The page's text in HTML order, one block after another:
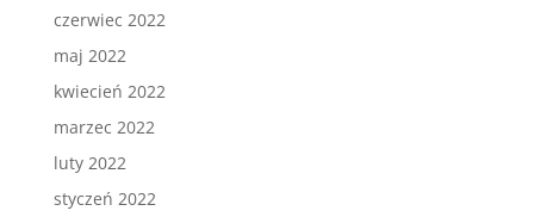
czerwiec 2022
maj 2022
kwiecień 2022
marzec 2022
luty 2022
styczeń 2022